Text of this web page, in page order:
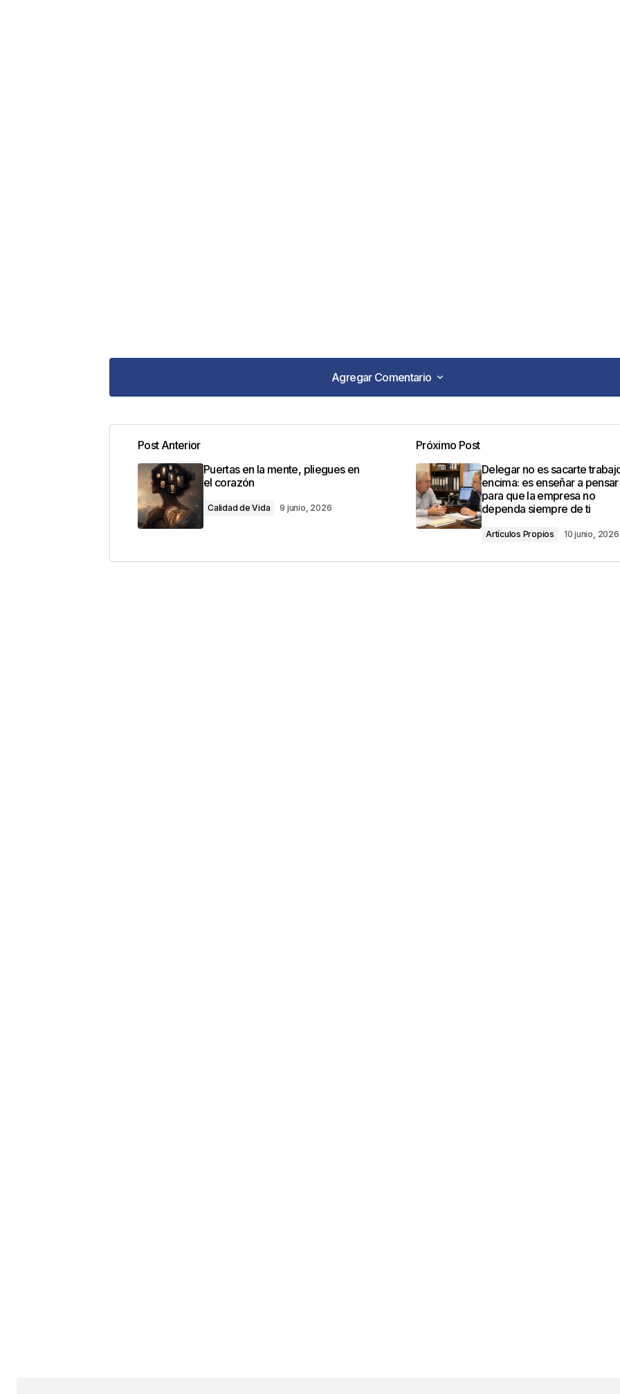
Agregar Comentario
Agregar Comentario
Tu dirección de correo electrónico no será publicada.
Los campos obligatorios están
con *
Comentario*
Post Anterior
Puertas en la mente, pliegues en
el corazón
Calidad de Vida 9 junio, 2026
Próximo Post
Delegar no es sacarte
encima: es enseñar a pensar
para que la empresa no
dependa siempre de ti
Artículos Propios 10 junio, 2026